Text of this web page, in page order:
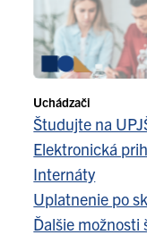
Uchádzači
Študujte na
Elektronická
Internáty
Uplatnenie po
Ďalšie možnosti